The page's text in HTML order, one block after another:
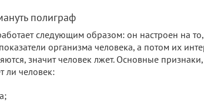
полиграф
следующим образом: он настроен на
организма человека, а потом их
значит человек лжет. Основные
ли человек: